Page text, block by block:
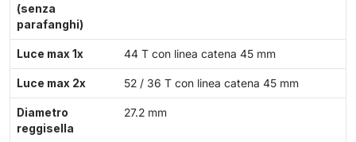
(senza
parafanghi)
Luce max 1x 44 T con linea catena 45 mm
Luce max 2x 52 / 36 T con linea catena 45 mm
Diametro
reggisella
27.2 mm